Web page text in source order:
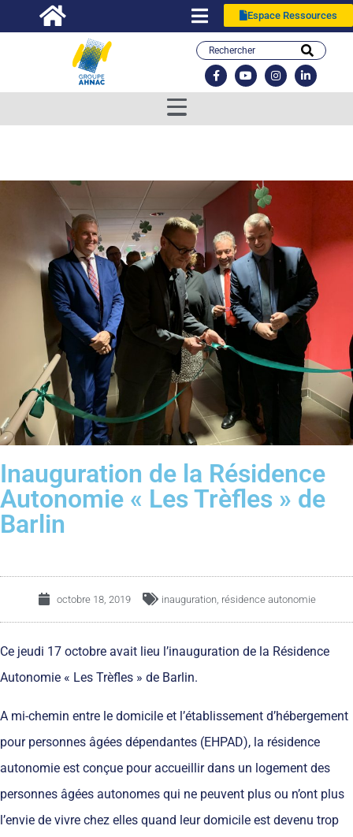
Espace Ressources
Inauguration de la Résidence
Autonomie « Les Trèfles » de
Barlin
octobre 18, 2019 inauguration, résidence autonomie
Ce jeudi 17 octobre avait lieu l’inauguration de la Résidence
Autonomie « Les Trèfles » de Barlin.
A mi-chemin entre le domicile et l’établissement d’hébergement
pour personnes âgées dépendantes (EHPAD), la résidence
autonomie est conçue pour accueillir dans un logement des
personnes âgées autonomes qui ne peuvent plus ou n’ont plus
l’envie de vivre chez elles quand leur domicile est devenu trop